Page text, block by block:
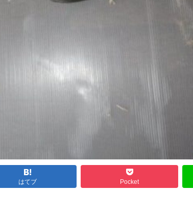
はてブ Pocket